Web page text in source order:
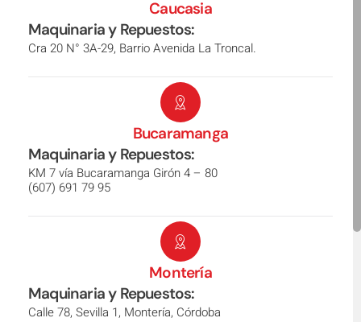
Caucasia
Maquinaria y Repuestos:
Cra 20 N° 3A-29, Barrio Avenida La Troncal.
Bucaramanga
Maquinaria y Repuestos:
KM 7 vía Bucaramanga Girón 4 – 80
(607) 691 79 95
Montería
Maquinaria y Repuestos:
Calle 78, Sevilla 1, Montería, Córdoba